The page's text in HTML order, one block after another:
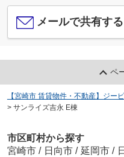
メールで共有する
ペ
【宮崎市 賃貸物件・不動産】ジー
> サンライズ吉永 E棟
市区町村から探す
宮崎市 / 日向市 / 延岡市 /